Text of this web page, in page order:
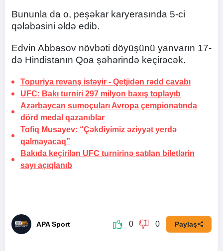
Bununla da o, peşəkar karyerasında 5-ci
qələbəsini əldə edib.
Edvin Abbasov növbəti döyüşünü yanvarın 17-
də Hindistanın Qoa şəhərində keçirəcək.
Topuriya revanş istəyir - Qetjidən rədd cavabı
UFC: Bakı turniri 297 milyon baxış toplayıb
Azərbaycan sumoçuları Avropa çempionatında
dörd medal qazanıblar
Tofiq Musayev: “Çəkdiyimiz əziyyət yerdə
qalmayacaq”
Bakıda keçirilən UFC turnirinə satılan biletlərin
sayı açıqlanıb
APA Sport 0 0 Paylaş